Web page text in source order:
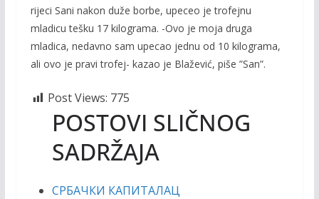
rijeci Sani nakon duže borbe, upeceo je trofejnu
mladicu tešku 17 kilograma. -Ovo je moja druga
mladica, nedavno sam upecao jednu od 10 kilograma,
ali ovo je pravi trofej- kazao je Blažević, piše ”San”.
Post Views: 775
POSTOVI SLIČNOG
SADRŽAJA
СРБАЧКИ КАПИТАЛАЦ